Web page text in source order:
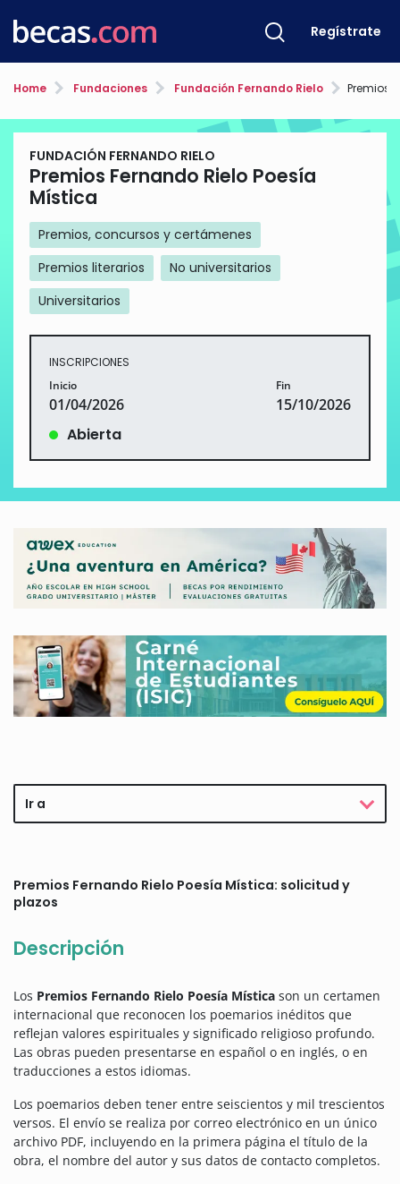
Regístrate
Home Fundaciones Fundación Fernando Rielo Premios
FUNDACIÓN FERNANDO RIELO
Premios Fernando Rielo Poesía
Mística
Premios, concursos y certámenes
Premios literarios
No universitarios
Universitarios
INSCRIPCIONES
Inicio
01/04/2026
Fin
15/10/2026
Abierta
Ir a
Premios Fernando Rielo Poesía Mística: solicitud y
plazos
Descripción
Los Premios Fernando Rielo Poesía Mística son un certamen
internacional que reconocen los poemarios inéditos que
reflejan valores espirituales y significado religioso profundo.
Las obras pueden presentarse en español o en inglés, o en
traducciones a estos idiomas.
Los poemarios deben tener entre seiscientos y mil trescientos
versos. El envío se realiza por correo electrónico en un único
archivo PDF, incluyendo en la primera página el título de la
obra, el nombre del autor y sus datos de contacto completos.